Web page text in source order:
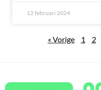
12 februari 2024
« Vorige 1 2